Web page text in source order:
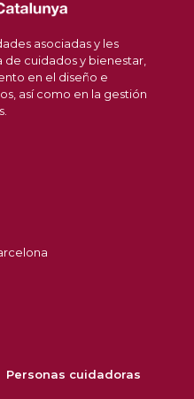
asociadas y les
cuidados y bienestar,
en el diseño e
así como en la gestión
Personas cuidadoras